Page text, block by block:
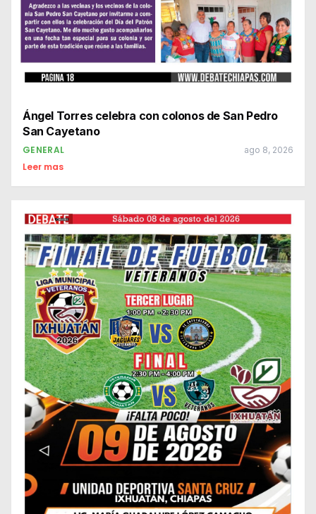
Ángel Torres celebra con colonos de San Pedro
San Cayetano
GENERAL ago 8, 2026
Leer mas